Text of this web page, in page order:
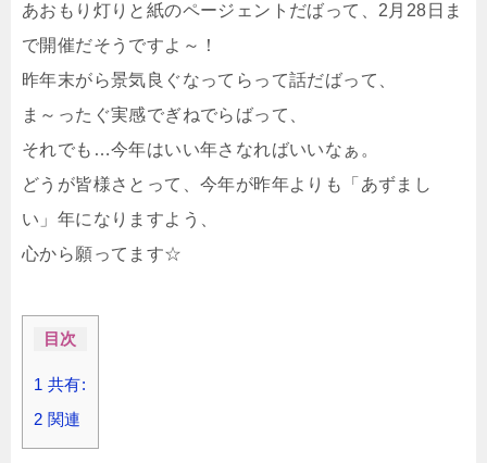
あおもり灯りと紙のページェントだばって、2月28日ま
で開催だそうですよ～！
昨年末がら景気良ぐなってらって話だばって、
ま～ったぐ実感でぎねでらばって、
それでも…今年はいい年さなればいいなぁ。
どうが皆様さとって、今年が昨年よりも「あずまし
い」年になりますよう、
心から願ってます☆
目次
1 共有:
2 関連